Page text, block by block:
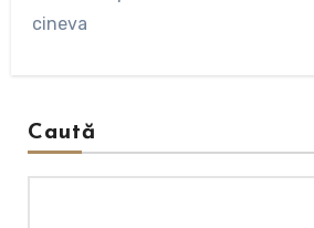
cineva
Caută